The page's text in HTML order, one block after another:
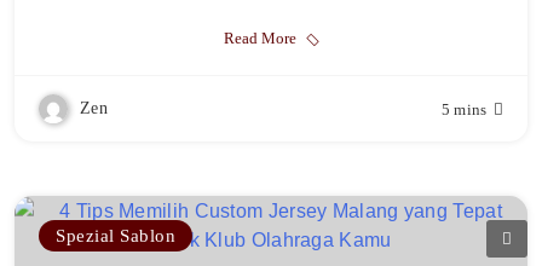
Read More
Zen 5 mins
Spezial Sablon